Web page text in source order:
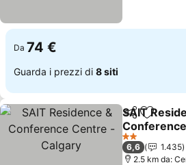
Da 74 €
Guarda i prezzi di 8 siti
Condividi
SAIT
Calgary
Scopri i
2 Stelle
6,6
1.435
2.5 km da: